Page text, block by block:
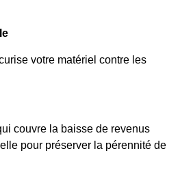
votre matériel contre les
couvre la baisse de revenus
pour préserver la pérennité de